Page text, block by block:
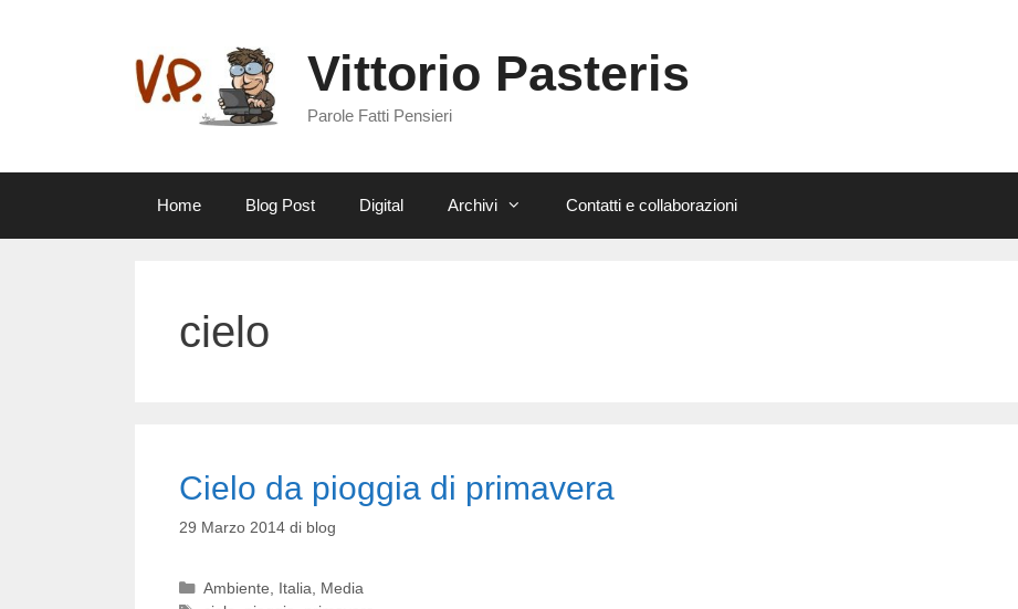
Vittorio Pasteris
Parole Fatti Pensieri
Home Blog Post Digital Archivi Contatti e collaborazioni
cielo
Cielo da pioggia di primavera
29 Marzo 2014 di blog
Categorie
Ambiente, Italia, Media